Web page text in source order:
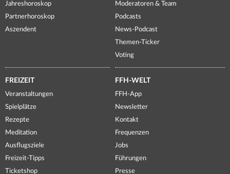
Jahreshoroskop
Partnerhoroskop
Aszendent
Moderatoren & Team
Podcasts
News-Podcast
Themen-Ticker
Voting
FREIZEIT
Veranstaltungen
Spielplätze
Rezepte
Meditation
Ausflugsziele
Freizeit-Tipps
Ticketshop
FFH-WELT
FFH-App
Newsletter
Kontakt
Frequenzen
Jobs
Führungen
Presse